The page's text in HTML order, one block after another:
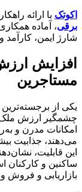
اکوتک با ارائه
برقی، آماده
شارژ ایمن،
افزایش
مستاجرین
یکی از
چشمگیر ارزش ملک
امکانات مدرن و
می‌دهند، جذابیت
این قابلیت،
ساکنین و کارکنان
بازاریابی و فروش